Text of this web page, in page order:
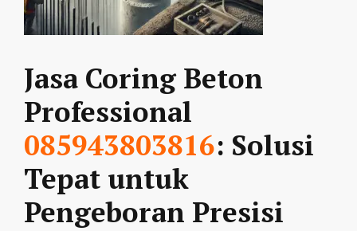
Jasa Coring Beton
Professional
085943803816: Solusi
Tepat untuk
Pengeboran Presisi